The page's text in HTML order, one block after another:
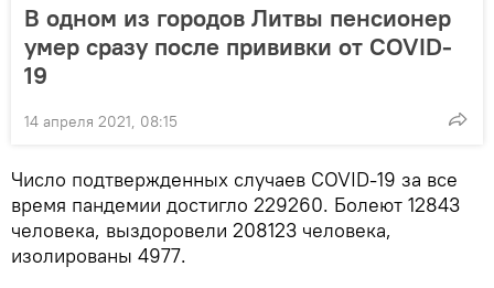
В одном из городов Литвы пенсионер
умер сразу после прививки от COVID-
19
14 апреля 2021, 08:15
Число подтвержденных случаев COVID-19 за все
время пандемии достигло 229260. Болеют 12843
человека, выздоровели 208123 человека,
изолированы 4977.